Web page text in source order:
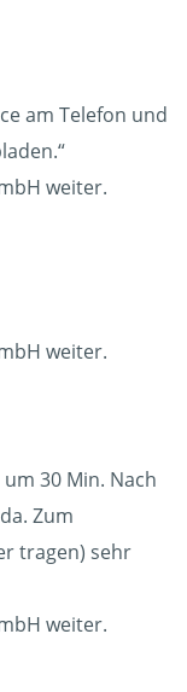
am Telefon und
weiter.
weiter.
30 Min. Nach
Zum
tragen) sehr
weiter.